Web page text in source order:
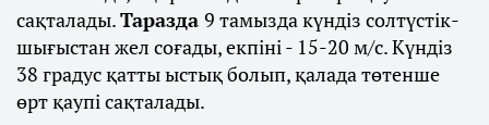
сақталады.Таразда 9 тамызда күндіз солтүстік-
шығыстан жел соғады, екпіні - 15-20 м/с. Күндіз
38 градус қатты ыстық болып, қалада төтенше
өрт қаупі сақталады.